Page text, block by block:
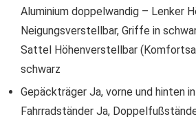
Aluminium doppelwandig – Lenker
Neigungsverstellbar, Griffe in
Sattel Höhenverstellbar
schwarz
Gepäckträger Ja, vorne und hinten
Fahrradständer Ja,